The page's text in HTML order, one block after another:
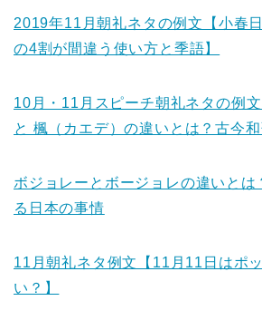
2019年11月朝礼ネタの例文【小春
の4割が間違う使い方と季語】
10月・11月スピーチ朝礼ネタの例文
と 楓（カエデ）の違いとは？古今和
ボジョレーとボージョレの違いとは
る日本の事情
11月朝礼ネタ例文【11月11日はポ
い？】